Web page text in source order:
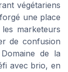
végétariens
une place
marketeurs
de confusion
de la
avec brio, en